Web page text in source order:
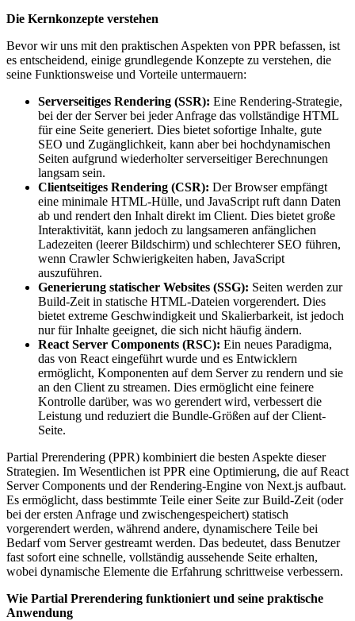
Die Kernkonzepte verstehen
Bevor wir uns mit den praktischen Aspekten von PPR befassen, ist
es entscheidend, einige grundlegende Konzepte zu verstehen, die
seine Funktionsweise und Vorteile untermauern:
Serverseitiges Rendering (SSR): Eine Rendering-Strategie,
bei der der Server bei jeder Anfrage das vollständige HTML
für eine Seite generiert. Dies bietet sofortige Inhalte, gute
SEO und Zugänglichkeit, kann aber bei hochdynamischen
Seiten aufgrund wiederholter serverseitiger Berechnungen
langsam sein.
Clientseitiges Rendering (CSR): Der Browser empfängt
eine minimale HTML-Hülle, und JavaScript ruft dann Daten
ab und rendert den Inhalt direkt im Client. Dies bietet große
Interaktivität, kann jedoch zu langsameren anfänglichen
Ladezeiten (leerer Bildschirm) und schlechterer SEO führen,
wenn Crawler Schwierigkeiten haben, JavaScript
auszuführen.
Generierung statischer Websites (SSG): Seiten werden zur
Build-Zeit in statische HTML-Dateien vorgerendert. Dies
bietet extreme Geschwindigkeit und Skalierbarkeit, ist jedoch
nur für Inhalte geeignet, die sich nicht häufig ändern.
React Server Components (RSC): Ein neues Paradigma,
das von React eingeführt wurde und es Entwicklern
ermöglicht, Komponenten auf dem Server zu rendern und sie
an den Client zu streamen. Dies ermöglicht eine feinere
Kontrolle darüber, was wo gerendert wird, verbessert die
Leistung und reduziert die Bundle-Größen auf der Client-
Seite.
Partial Prerendering (PPR) kombiniert die besten Aspekte dieser
Strategien. Im Wesentlichen ist PPR eine Optimierung, die auf React
Server Components und der Rendering-Engine von Next.js aufbaut.
Es ermöglicht, dass bestimmte Teile einer Seite zur Build-Zeit (oder
bei der ersten Anfrage und zwischengespeichert) statisch
vorgerendert werden, während andere, dynamischere Teile bei
Bedarf vom Server gestreamt werden. Das bedeutet, dass Benutzer
fast sofort eine schnelle, vollständig aussehende Seite erhalten,
wobei dynamische Elemente die Erfahrung schrittweise verbessern.
Wie Partial Prerendering funktioniert und seine praktische
Anwendung